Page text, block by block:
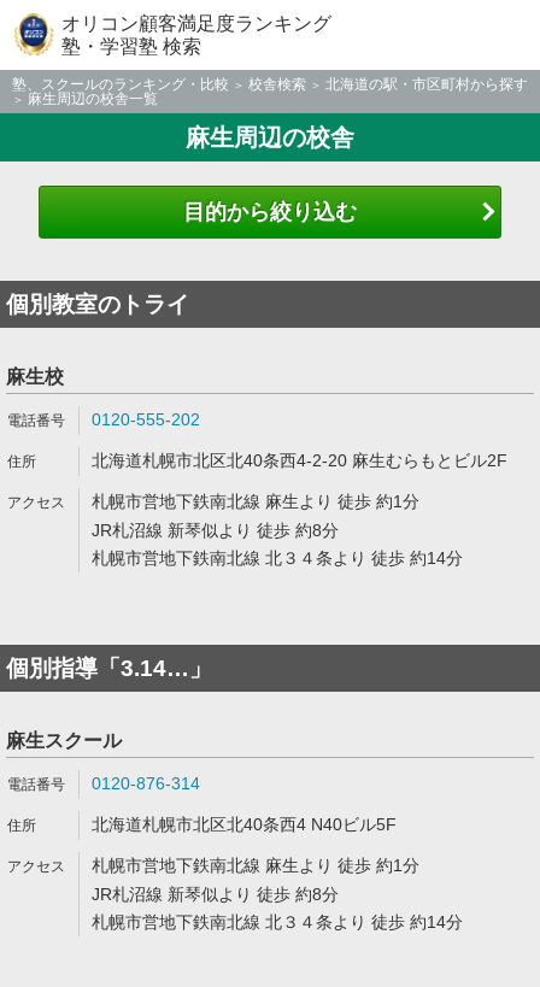
オリコン顧客満足度ランキング
塾・学習塾 検索
塾、スクールのランキング・比較 校舎検索
北海道の駅・市区町村から探す
麻生周辺の校舎一覧
麻生周辺の校舎
目的から絞り込む
個別教室のトライ
麻生校
0120-555-202
北海道札幌市北区北40条西4-2-20 麻生むらもとビル2F
札幌市営地下鉄南北線 麻生より 徒歩 約1分
JR札沼線 新琴似より 徒歩 約8分
札幌市営地下鉄南北線 北３４条より 徒歩 約14分
個別指導「3.14…」
麻生スクール
0120-876-314
北海道札幌市北区北40条西4 N40ビル5F
札幌市営地下鉄南北線 麻生より 徒歩 約1分
JR札沼線 新琴似より 徒歩 約8分
札幌市営地下鉄南北線 北３４条より 徒歩 約14分